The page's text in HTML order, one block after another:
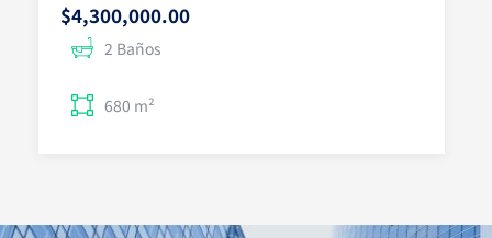
$4,300,000.00
2 Baños
680 m²